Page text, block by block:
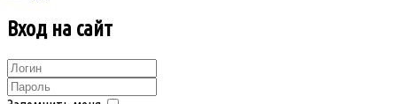
Вход на сайт